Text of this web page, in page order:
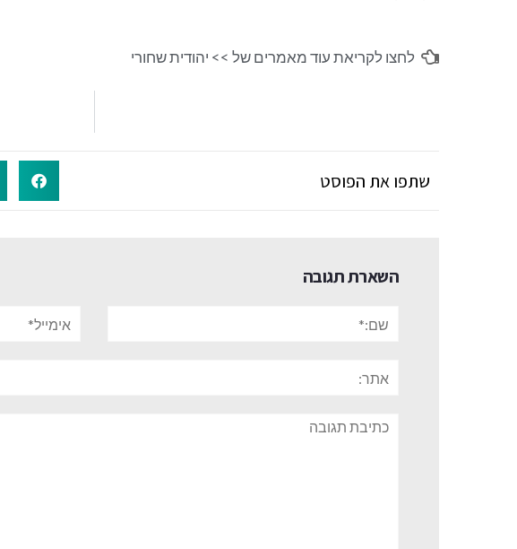
לחצו לקריאת עוד מאמרים של >> יהודית שחורי
שתפו את הפוסט
השארת תגובה
תגובה